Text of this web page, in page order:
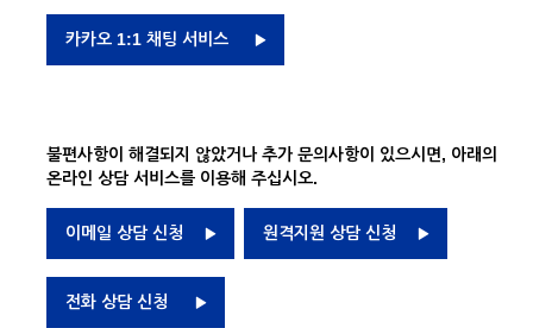
카카오 1:1 채팅 서비스
불편사항이 해결되지 않았거나 추가 문의사항이 있으시면, 아래의
온라인 상담 서비스를 이용해 주십시오.
이메일 상담 신청 원격지원 상담 신청
전화 상담 신청